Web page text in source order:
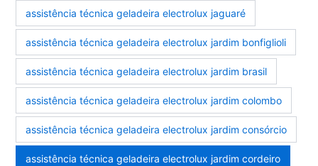
assistência técnica geladeira electrolux jaguaré
assistência técnica geladeira electrolux jardim bonfiglioli
assistência técnica geladeira electrolux jardim brasil
assistência técnica geladeira electrolux jardim colombo
assistência técnica geladeira electrolux jardim consórcio
assistência técnica geladeira electrolux jardim cordeiro